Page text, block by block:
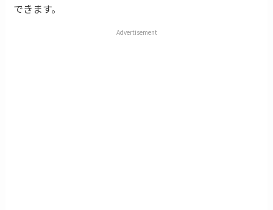
できます。
Advertisement